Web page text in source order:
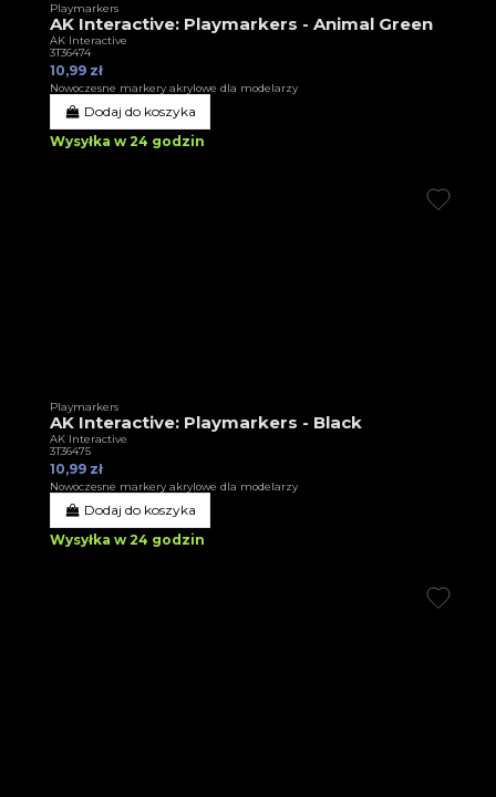
Playmarkers
AK Interactive: Playmarkers - Animal Green
AK Interactive
3T36474
10,99 zł
Nowoczesne markery akrylowe dla modelarzy
Dodaj do koszyka
Wysyłka w 24 godzin
Playmarkers
AK Interactive: Playmarkers - Black
AK Interactive
3T36475
10,99 zł
Nowoczesne markery akrylowe dla modelarzy
Dodaj do koszyka
Wysyłka w 24 godzin